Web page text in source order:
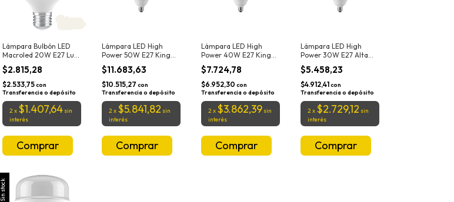
Lámpara Bulbón LED
Macroled 20W E27 Luz
Fría 6500K
$2.815,28
$2.533,75con
Transferencia o depósito
2 x $1.407,64 sin
interés
Lámpara LED High
Power 50W E27 King
Alta Potencia Luz Fría
$11.683,63
$10.515,27 con
Transferencia o depósito
2 x $5.841,82 sin
interés
Lámpara LED High
Power 40W E27 King
Alta Potencia Luz Fría
$7.724,78
$6.952,30 con
Transferencia o depósito
2 x $3.862,39 sin
interés
Lámpara LED High
Power 30W E27 Alta
Potencia Luz Fría
$5.458,23
$4.912,41con
Transferencia o depósito
2 x $2.729,12 sin
interés
Sin stock